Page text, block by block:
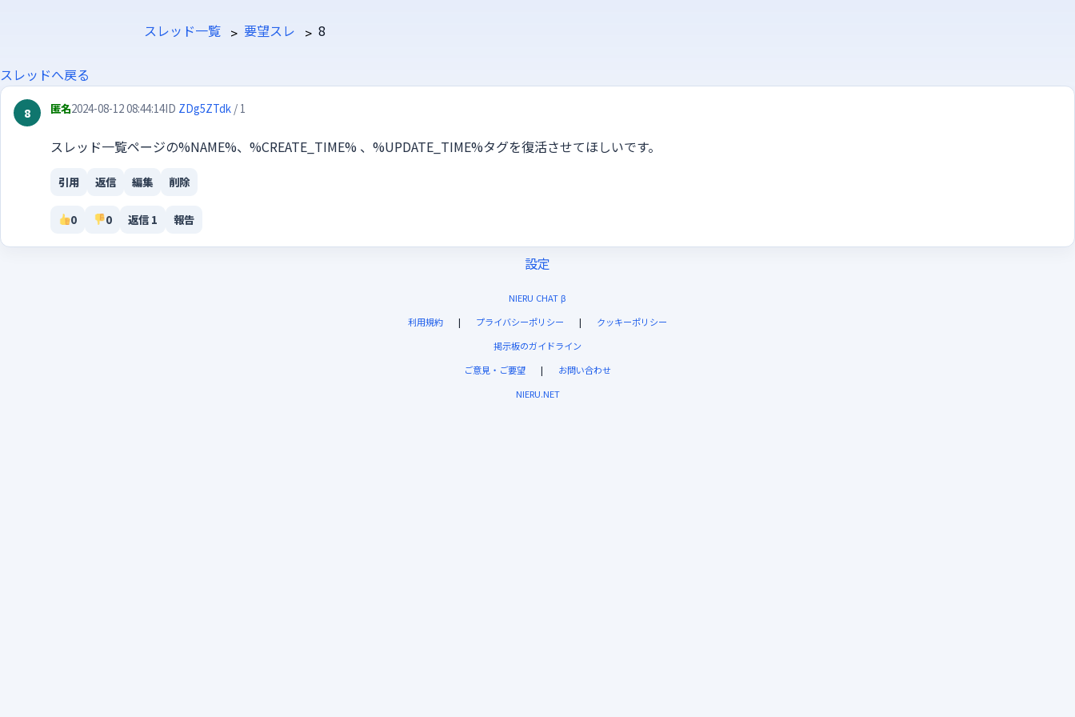
スレッド一覧 要望スレ 8
スレッドへ戻る
8 匿名2024-08-12 08:44:14ID ZDg5ZTdk / 1
スレッド一覧ページの%NAME%、%CREATE_TIME% 、%UPDATE_TIME%タグを復活させてほしいです。
引用 返信 編集 削除
0 0 返信 1 報告
設定
NIERU CHAT β
利用規約
| プライバシーポリシー |
クッキーポリシー
掲示板のガイドライン
ご意見・ご要望
|
お問い合わせ
NIERU.NET